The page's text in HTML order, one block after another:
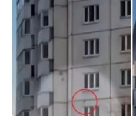
27.02.2026